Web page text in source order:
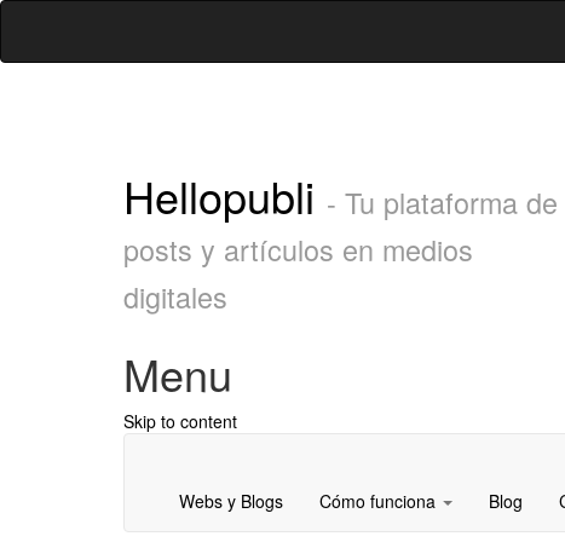
Hellopubli - Tu plataforma de
posts y artículos en medios
digitales
Menu
Skip to content
Webs y Blogs Cómo funciona Blog